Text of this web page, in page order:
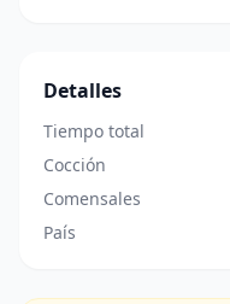
Detalles
Tiempo total
Cocción
Comensales
País